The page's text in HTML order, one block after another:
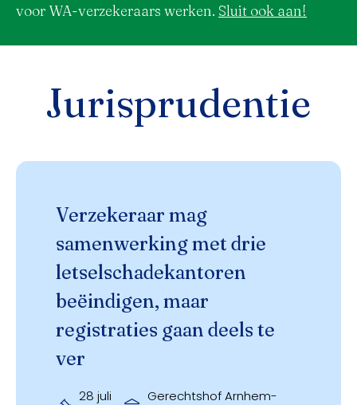
voor WA-verzekeraars werken. Sluit ook aan!
Jurisprudentie
Gerechtshof Arnhem-Leeuwarden
Verzekeraar mag
samenwerking met drie
letselschadekantoren
beëindigen, maar
registraties gaan deels te
ver
28 juli
Gerechtshof Arnhem-